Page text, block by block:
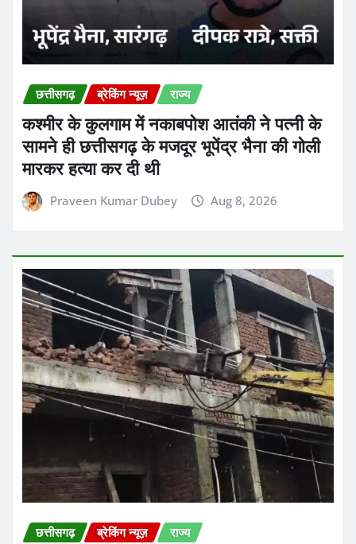
छत्तीसगढ़ ब्रेकिंग न्यूज़ राज्य
कश्मीर के कुलगाम में नकाबपोश आतंकी ने पत्नी के
सामने ही छत्तीसगढ़ के मजदूर भूपेंद्र भैना की गोली
मारकर हत्या कर दी थी
Praveen Kumar Dubey Aug 8, 2026
छत्तीसगढ़ ब्रेकिंग न्यूज़ राज्य